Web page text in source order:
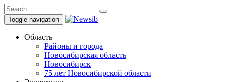
Toggle navigation
Область
Районы и города
Новосибирская область
Новосибирск
75 лет Новосибирской области